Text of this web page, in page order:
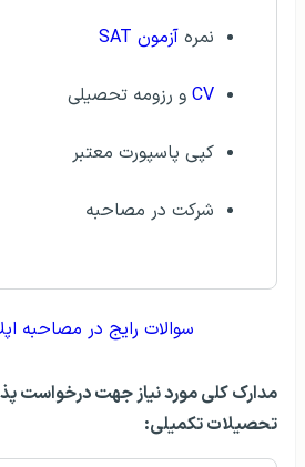
نمره آزمون SAT
CV و رزومه تحصيلی
کپی پاسپورت معتبر
شرکت در مصاحبه
سوالات رایج در مصاحبه
مدارک کلی مورد نياز جهت درخواست
تحصيلات تکميلی: